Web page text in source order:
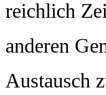
reichlich
anderen
Austausch